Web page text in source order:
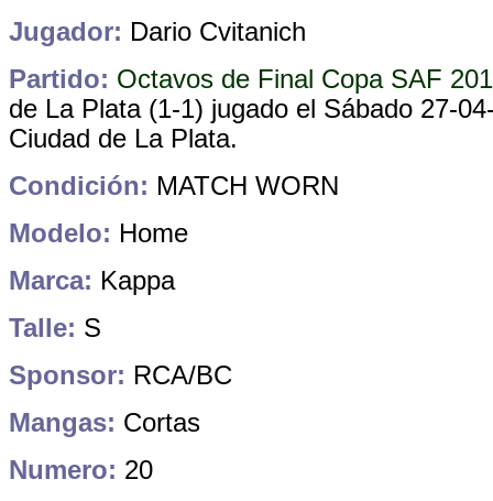
Jugador: Dario Cvitanich
Partido: Octavos de Final Copa SAF
de La Plata (1-1) jugado el Sábado 27-
Ciudad de La Plata.
Condición: MATCH WORN
Modelo: Home
Marca: Kappa
Talle: S
Sponsor: RCA/BC
Mangas: Cortas
Numero: 20